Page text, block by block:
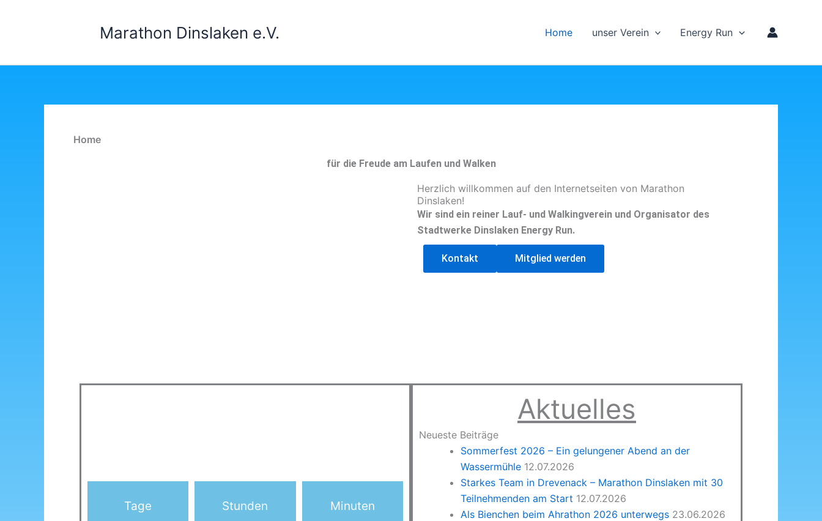
Marathon Dinslaken e.V. Home unser Verein Energy Run
Home
für die Freude am Laufen und Walken
Herzlich willkommen auf den Internetseiten von Marathon
Dinslaken!
Wir sind ein reiner Lauf- und Walkingverein und Organisator des
Stadtwerke Dinslaken Energy Run.
Kontakt Mitglied werden
Tage Stunden Minuten
Aktuelles
Neueste Beiträge
Sommerfest 2026 – Ein gelungener Abend an der
Wassermühle 12.07.2026
Starkes Team in Drevenack – Marathon Dinslaken mit 30
Teilnehmenden am Start 12.07.2026
Als Bienchen beim Ahrathon 2026 unterwegs 23.06.2026